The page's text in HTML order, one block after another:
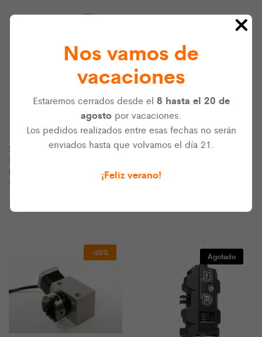
Smart extruder + para
Replicator Z18 – Extrusor
inteligente de Makerbot
Industries
299,00
PLA XXL de Makerbot
-20% Agotado
Nos vamos de
vacaciones
Estaremos cerrados desde el 8 hasta el 20 de
agosto por vacaciones.
Los pedidos realizados entre esas fechas no serán
enviados hasta que volvamos el día 21.
¡Feliz verano!